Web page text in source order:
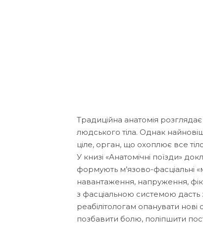
Традиційна анатомія
людського тіла. Однак
ціле, орган, що охоплює все
У книзі «Анатомічні поїзди»
формують м’язово-
навантаження, напруження,
з фасціальною системою дасть
реабілітологам опанувати
позбавити болю, поліпшити